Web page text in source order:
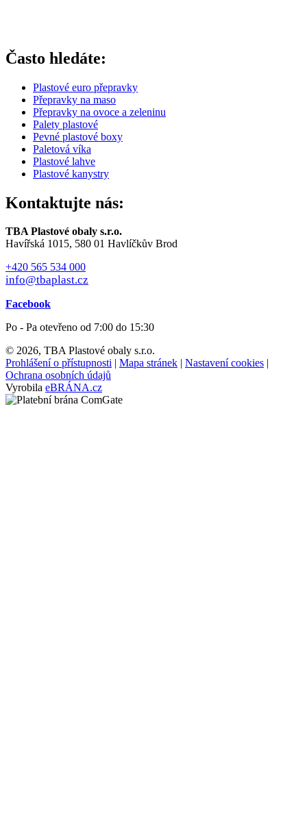
Často hledáte:
Plastové euro přepravky
Přepravky na maso
Přepravky na ovoce a zeleninu
Palety plastové
Pevné plastové boxy
Paletová víka
Plastové lahve
Plastové kanystry
Kontaktujte nás:
TBA Plastové obaly s.r.o.
Havířská 1015, 580 01 Havlíčkův Brod
+420 565 534 000
info@tbaplast.cz
Facebook
Po - Pa otevřeno od 7:00 do 15:30
© 2026, TBA Plastové obaly s.r.o.
Prohlášení o přístupnosti | Mapa stránek | Nastavení cookies |
Ochrana osobních údajů
Vyrobila eBRÁNA.cz